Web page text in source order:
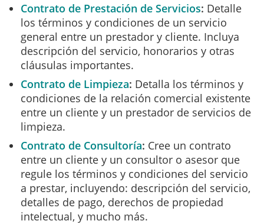
Contrato de Prestación de Servicios Detalle
los términos y condiciones de un servicio
general entre un prestador y cliente. Incluya
descripción del servicio, honorarios y otras
cláusulas importantes.
Contrato de Limpieza Detalla los términos y
condiciones de la relación comercial existente
entre un cliente y un prestador de servicios de
limpieza.
Contrato de Consultoría Cree un contrato
entre un cliente y un consultor o asesor que
regule los términos y condiciones del servicio
a prestar, incluyendo: descripción del servicio,
detalles de pago, derechos de propiedad
intelectual, y mucho más.